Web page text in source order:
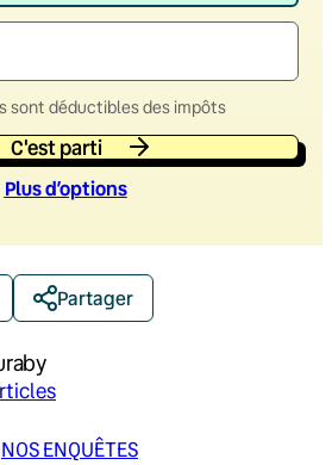
sont déductibles des impôts
C'est parti
Plus d’options
Partager
NOS ENQUÊTES